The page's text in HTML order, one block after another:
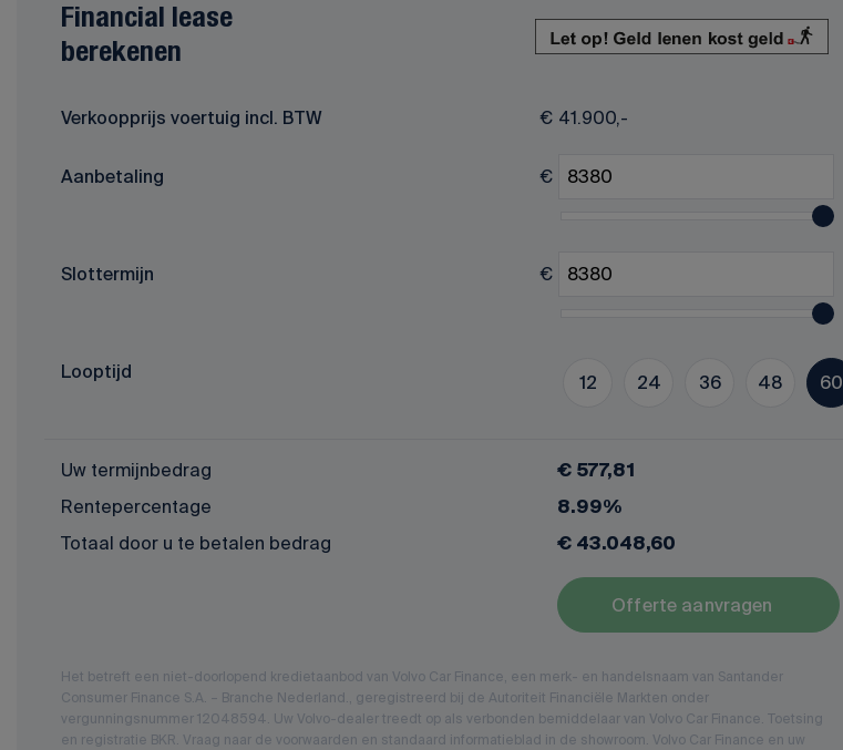
Financial lease
berekenen
Verkoopprijs voertuig incl. BTW € 41.900,-
Aanbetaling €
Slottermijn €
Looptijd
12 24 36 48 60
Uw termijnbedrag € 577,81
Rentepercentage 8.99%
Totaal door u te betalen bedrag € 43.048,60
Offerte aanvragen
Het betreft een niet-doorlopend kredietaanbod van Volvo Car Finance, een merk- en handelsnaam van Santander
Consumer Finance S.A. – Branche Nederland., geregistreerd bij de Autoriteit Financiële Markten onder
vergunningsnummer 12048594. Uw Volvo-dealer treedt op als verbonden bemiddelaar van Volvo Car Finance. Toetsing
en registratie BKR. Vraag naar de voorwaarden en standaard informatieblad in de showroom. Volvo Car Finance en uw